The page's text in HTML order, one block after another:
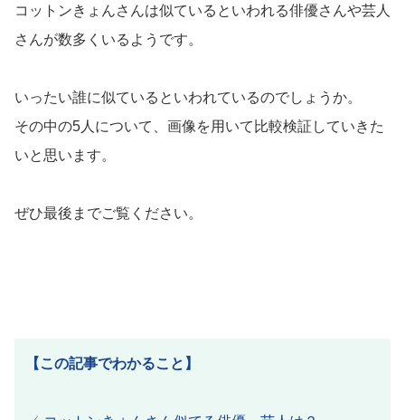
コットンきょんさんは似ているといわれる俳優さんや芸人
さんが数多くいるようです。
いったい誰に似ているといわれているのでしょうか。
その中の5人について、画像を用いて比較検証していきた
いと思います。
ぜひ最後までご覧ください。
【この記事でわかること】